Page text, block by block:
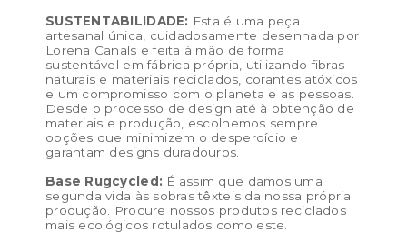
SUSTENTABILIDADE: Esta é uma peça
artesanal única, cuidadosamente desenhada por
Lorena Canals e feita à mão de forma
sustentável em fábrica própria, utilizando fibras
naturais e materiais reciclados, corantes atóxicos
e um compromisso com o planeta e as pessoas.
Desde o processo de design até à obtenção de
materiais e produção, escolhemos sempre
opções que minimizem o desperdício e
garantam designs duradouros.
Base Rugcycled: É assim que damos uma
segunda vida às sobras têxteis da nossa própria
produção. Procure nossos produtos reciclados
mais ecológicos rotulados como este.